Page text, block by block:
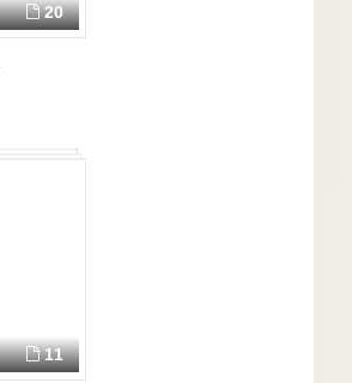
20
11